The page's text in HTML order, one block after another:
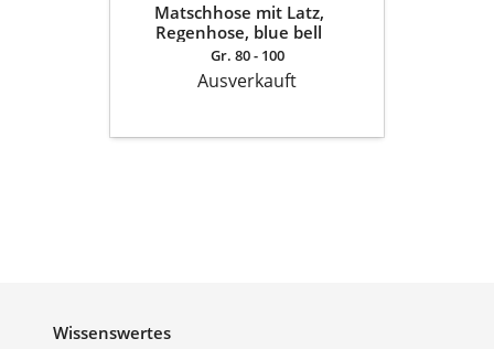
Matschhose mit Latz,
Regenhose, blue bell
Gr. 80 - 100
Ausverkauft
Wissenswertes